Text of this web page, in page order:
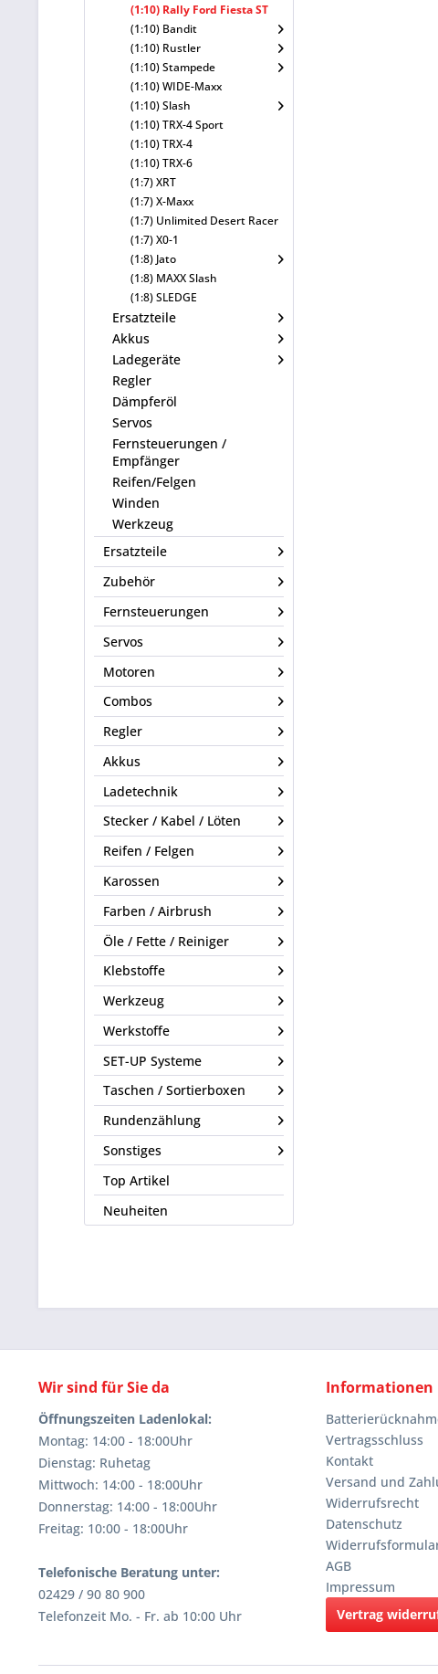
(1:10) Rally Ford Fiesta ST
(1:10) Bandit
(1:10) Rustler
(1:10) Stampede
(1:10) WIDE-Maxx
(1:10) Slash
(1:10) TRX-4 Sport
(1:10) TRX-4
(1:10) TRX-6
(1:7) XRT
(1:7) X-Maxx
(1:7) Unlimited Desert Racer
(1:7) X0-1
(1:8) Jato
(1:8) MAXX Slash
(1:8) SLEDGE
Ersatzteile
Akkus
Ladegeräte
Regler
Dämpferöl
Servos
Fernsteuerungen /
Empfänger
Reifen/Felgen
Winden
Werkzeug
Ersatzteile
Zubehör
Fernsteuerungen
Servos
Motoren
Combos
Regler
Akkus
Ladetechnik
Stecker / Kabel / Löten
Reifen / Felgen
Karossen
Farben / Airbrush
Öle / Fette / Reiniger
Klebstoffe
Werkzeug
Werkstoffe
SET-UP Systeme
Taschen / Sortierboxen
Rundenzählung
Sonstiges
Top Artikel
Neuheiten
Wir sind für Sie da
Öffnungszeiten Ladenlokal:
Montag: 14:00 - 18:00Uhr
Dienstag: Ruhetag
Mittwoch: 14:00 - 18:00Uhr
Donnerstag: 14:00 - 18:00Uhr
Freitag: 10:00 - 18:00Uhr
Telefonische Beratung unter:
02429 / 90 80 900
Telefonzeit Mo. - Fr. ab 10:00 Uhr
Informationen
Vertragsschluss
Kontakt
Versand und
Widerrufsrecht
Datenschutz
AGB
Impressum
Vertrag